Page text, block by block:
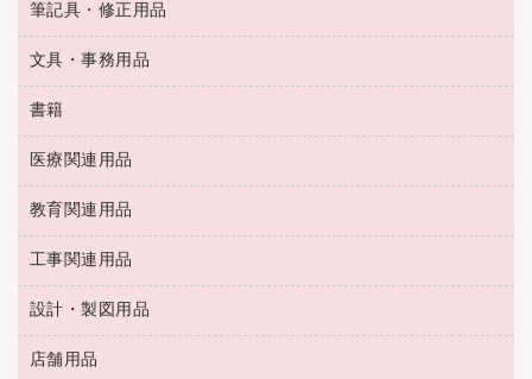
ティッシュペーパー
ダストボックス
タオル・アメニティ用品
スリッパ・サンダル・シューズ
スポーツ・レジャー用品
ゴミ袋
キッチン用品
食品添加物製品
ＯＡタップ／延長コード
その他電子文具
伝票
典礼用品
帳簿
額縁
各種用紙
ルーズリーフ
バインダーノート
名刺整理用品
板目表紙・綴込表紙
背幅が伸びるファイル
統一伝票用ファイル
収納保存用品
レターファイル
リングファイル
プレゼン用ファイル
フラットファイル
筆記具・修正用品
万年筆
消しゴム
修正液・修正ペン
修正テープ
鉛筆
マーキングペン（油性）
マーキングペン（水性）
文具・事務用品
輪ゴム
両面テープ
名札
保管・整理用品
壁面／足元収納
備品／小物ケース
透明テープ 事務用
書籍
パソコンソフト
医療関連用品
保健用品
使い捨て手袋
感染症対策用品
介護用品
医療関連用品
教育関連用品
教育関連用品
工事関連用品
工事関連用品
設計・製図用品
設計・製図用品
店舗用品